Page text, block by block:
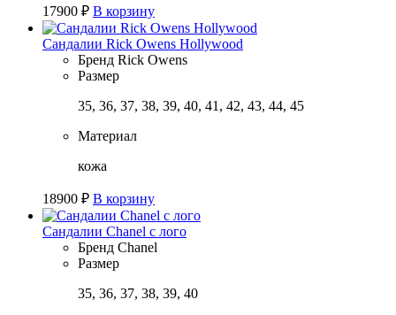
17900 ₽ В корзину
Сандалии Rick Owens Hollywood
Бренд Rick Owens
Размер
35, 36, 37, 38, 39, 40, 41, 42, 43, 44, 45
Материал
кожа
18900 ₽ В корзину
Сандалии Chanel с лого
Бренд Chanel
Размер
35, 36, 37, 38, 39, 40